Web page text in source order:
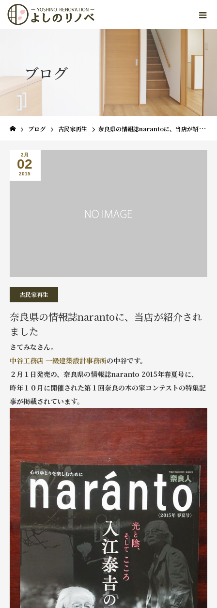
ブログ
ブログ 古民家再生 奈良県の情報誌narantoに、当店が紹介されました
2月
02
2015
古民家再生
奈良県の情報誌narantoに、当店が紹介され
ました
さてみなさん。
中谷工務店 一級建築設計事務所の中谷です。
２月１日発売の、奈良県の情報誌naranto 2015年春夏号に、
昨年１０月に開催された第１回奈良の木の家コンテストの特集記
事が掲載されています。